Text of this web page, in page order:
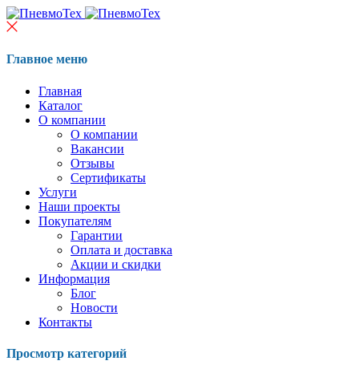
Главное меню
Главная
Каталог
О компании
О компании
Вакансии
Отзывы
Сертификаты
Услуги
Наши проекты
Покупателям
Гарантии
Оплата и доставка
Акции и скидки
Информация
Блог
Новости
Контакты
Просмотр категорий